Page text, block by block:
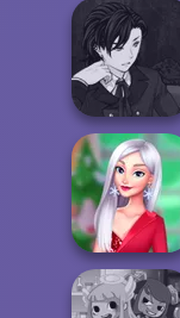
Thumbelina
Manga Creator
Vampire Hunter
P...